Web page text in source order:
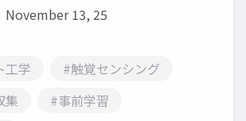
November 13, 25
工学
#触覚センシング
集
#事前学習